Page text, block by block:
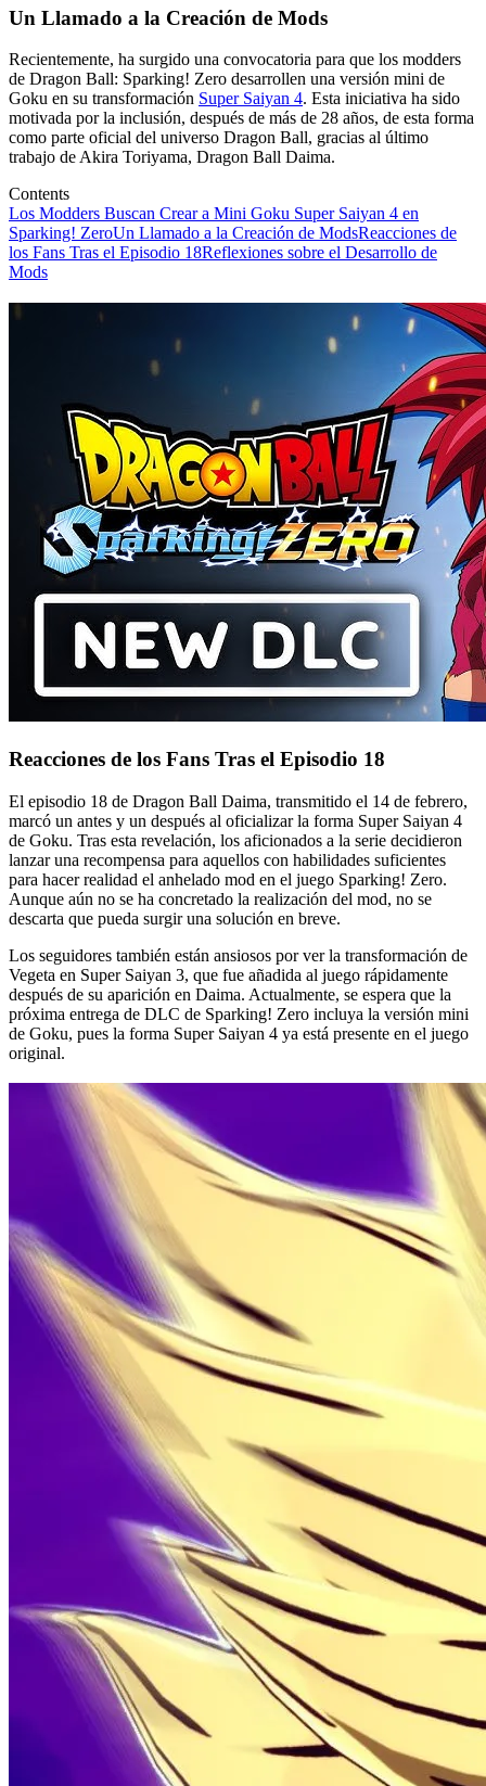
Un Llamado a la Creación de Mods
Recientemente, ha surgido una convocatoria para que los modders
de Dragon Ball: Sparking! Zero desarrollen una versión mini de
Goku en su transformación Super Saiyan 4. Esta iniciativa ha sido
motivada por la inclusión, después de más de 28 años, de esta forma
como parte oficial del universo Dragon Ball, gracias al último
trabajo de Akira Toriyama, Dragon Ball Daima.
Contents
Los Modders Buscan Crear a Mini Goku Super Saiyan 4 en
Sparking! ZeroUn Llamado a la Creación de ModsReacciones de
los Fans Tras el Episodio 18Reflexiones sobre el Desarrollo de
Mods
Reacciones de los Fans Tras el Episodio 18
El episodio 18 de Dragon Ball Daima, transmitido el 14 de febrero,
marcó un antes y un después al oficializar la forma Super Saiyan 4
de Goku. Tras esta revelación, los aficionados a la serie decidieron
lanzar una recompensa para aquellos con habilidades suficientes
para hacer realidad el anhelado mod en el juego Sparking! Zero.
Aunque aún no se ha concretado la realización del mod, no se
descarta que pueda surgir una solución en breve.
Los seguidores también están ansiosos por ver la transformación de
Vegeta en Super Saiyan 3, que fue añadida al juego rápidamente
después de su aparición en Daima. Actualmente, se espera que la
próxima entrega de DLC de Sparking! Zero incluya la versión mini
de Goku, pues la forma Super Saiyan 4 ya está presente en el juego
original.